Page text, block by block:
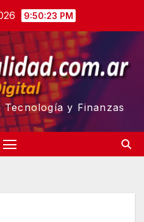
9:50:23 PM
Tecnología y Finanzas